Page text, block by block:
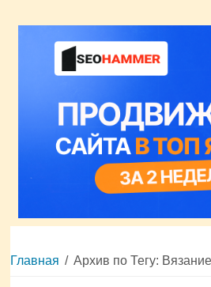
Главная / Архив по Тегу: